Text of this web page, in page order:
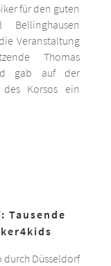
für den guten
Veranstaltung
Thomas
gab auf der
Korsos ein
Tausende
Düsseldorf